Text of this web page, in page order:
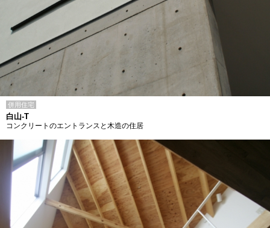
併用住宅
白山-T
コンクリートのエントランスと木造の住居